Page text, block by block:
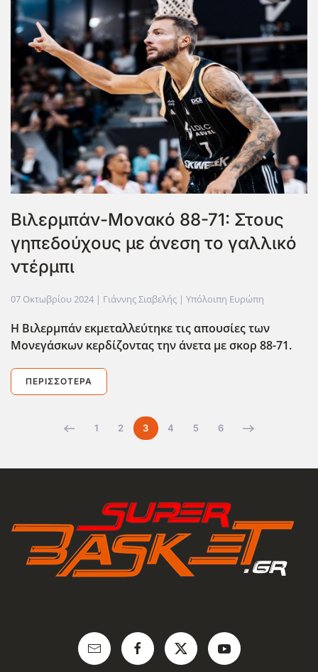
Βιλερμπάν-Μονακό 88-71: Στους
γηπεδούχους με άνεση το γαλλικό
ντέρμπι
07 Οκτωβρίου 2024 | Γιάννης Σιαβελής | Υπόλοιπη Ευρώπη
Η Βιλερμπάν εκμεταλλεύτηκε τις απουσίες των
Μονεγάσκων κερδίζοντας την άνετα με σκορ 88-71.
ΠΕΡΙΣΣΌΤΕΡΑ
1 2 3 4 5 6